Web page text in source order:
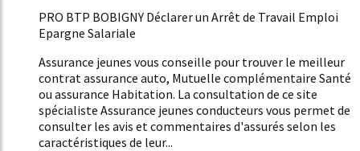
PRO BTP BOBIGNY Déclarer un Arrêt de Travail Emploi
Epargne Salariale
Assurance jeunes vous conseille pour trouver le meilleur
contrat assurance auto, Mutuelle complémentaire Santé
ou assurance Habitation. La consultation de ce site
spécialiste Assurance jeunes conducteurs vous permet de
consulter les avis et commentaires d'assurés selon les
caractéristiques de leur...